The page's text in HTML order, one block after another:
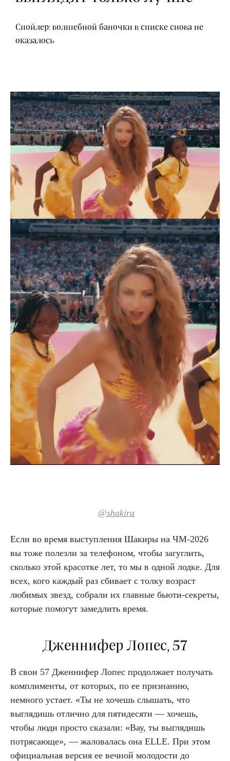
Спойлер: волшебной баночки в списке снова не
оказалось
@shakira
Если во время выступления Шакиры на ЧМ-2026
вы тоже полезли за телефоном, чтобы загуглить,
сколько этой красотке лет, то мы в одной лодке. Для
всех, кого каждый раз сбивает с толку возраст
любимых звезд, собрали их главные бьюти-секреты,
которые помогут замедлить время.
Дженнифер Лопес, 57
В свои 57 Дженнифер Лопес продолжает получать
комплименты, от которых, по ее признанию,
немного устает. «Ты не хочешь слышать, что
выглядишь отлично для пятидесяти — хочешь,
чтобы люди просто сказали: «Вау, ты выглядишь
потрясающе», — жаловалась она ELLE. При этом
официальная версия ее вечной молодости до